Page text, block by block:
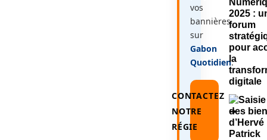
vos
bannières
sur
Gabon
Quotidien.
CONTACTEZ
NOTRE
RÉGIE
➜